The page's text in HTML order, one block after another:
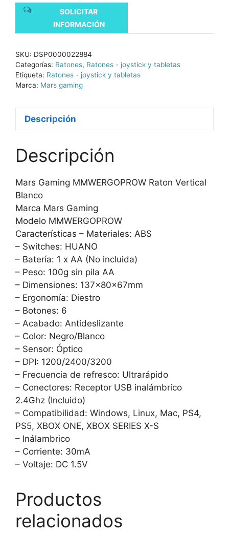
SOLICITAR
INFORMACIÓN
SKU: DSP0000022884
Categorías: Ratones, Ratones - joystick y tabletas
Etiqueta: Ratones - joystick y tabletas
Marca: Mars gaming
Descripción
Descripción
Mars Gaming MMWERGOPROW Raton Vertical
Blanco
Marca Mars Gaming
Modelo MMWERGOPROW
Características – Materiales: ABS
– Switches: HUANO
– Batería: 1 x AA (No incluida)
– Peso: 100g sin pila AA
– Dimensiones: 137x80x67mm
– Ergonomía: Diestro
– Botones: 6
– Acabado: Antideslizante
– Color: Negro/Blanco
– Sensor: Óptico
– DPI: 1200/2400/3200
– Frecuencia de refresco: Ultrarápido
– Conectores: Receptor USB inalámbrico
2.4Ghz (Incluido)
– Compatibilidad: Windows, Linux, Mac, PS4,
PS5, XBOX ONE, XBOX SERIES X-S
– Inálambrico
– Corriente: 30mA
– Voltaje: DC 1.5V
Productos
relacionados